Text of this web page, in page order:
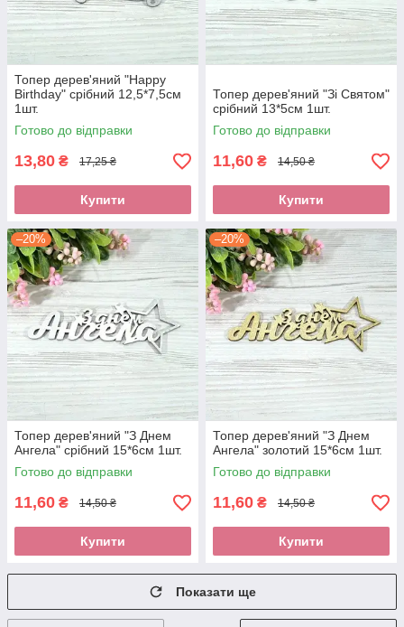
Топер дерев'яний "Happy
Birthday" срібний 12,5*7,5см
1шт.
Готово до відправки
13,80 ₴ 17,25 ₴
Купити
Топер дерев'яний "Зі Святом"
срібний 13*5см 1шт.
Готово до відправки
11,60 ₴ 14,50 ₴
Купити
–20%
Топер дерев'яний "З Днем
Ангела" срібний 15*6см 1шт.
Готово до відправки
11,60 ₴ 14,50 ₴
Купити
–20%
Топер дерев'яний "З Днем
Ангела" золотий 15*6см 1шт.
Готово до відправки
11,60 ₴ 14,50 ₴
Купити
Показати ще